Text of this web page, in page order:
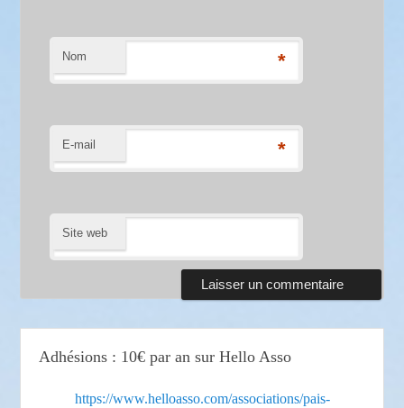
Nom *
E-mail *
Site web
Adhésions : 10€ par an sur Hello Asso
https://www.helloasso.com/associations/pais-